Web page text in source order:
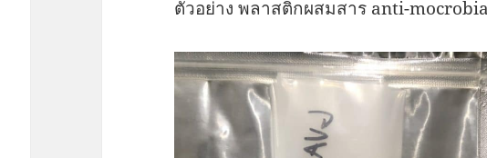
ตัวอย่าง พลาสติกผสมสาร anti-